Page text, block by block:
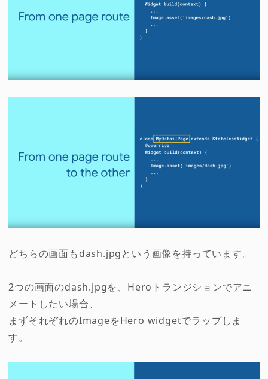
どちらの画面もdash.jpgという画像を持っています。
2つの画面のdash.jpgを、Heroトランジションでアニ
メートしたい場合、
まずそれぞれのImageをHero widgetでラップしま
す。